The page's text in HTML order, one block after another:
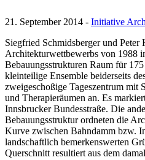
21. September 2014 - Initiative
Siegfried Schmidsberger und
Architekturwettbewerbs von 1988
Bebauungsstrukturen Raum für
kleinteilige Ensemble beiderseits
zweigeschoßige Tageszentrum mit
und Therapieräumen an. Es
Innsbrucker Bundesstraße. Die
Bebauungsstruktur ordneten die
Kurve zwischen Bahndamm bzw.
landschaftlich bemerkenswerten
Querschnitt resultiert aus dem